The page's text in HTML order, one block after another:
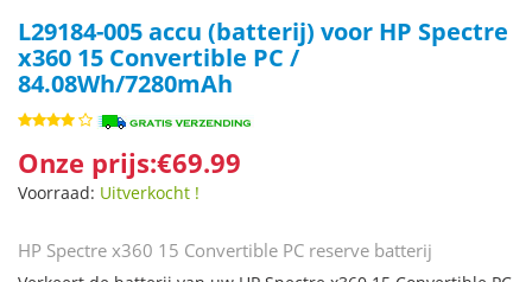
L29184-005 accu (batterij) voor HP Spectre
x360 15 Convertible PC /
84.08Wh/7280mAh
Onze prijs:€69.99
Voorraad: Uitverkocht !
HP Spectre x360 15 Convertible PC reserve batterij